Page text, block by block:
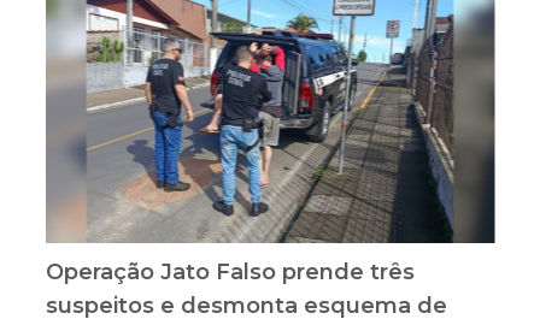
Operação Jato Falso prende três
suspeitos e desmonta esquema de